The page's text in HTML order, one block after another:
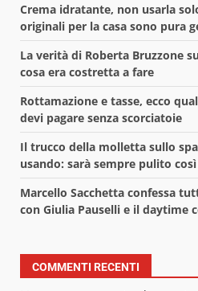
Crema idratante, non usarla
originali per la casa sono pura
La verità di Roberta Bruzzone
cosa era costretta a fare
Rottamazione e tasse, ecco
devi pagare senza scorciatoie
Il trucco della molletta sullo
usando: sarà sempre pulito così
Marcello Sacchetta confessa
con Giulia Pauselli e il daytime
COMMENTI RECENTI